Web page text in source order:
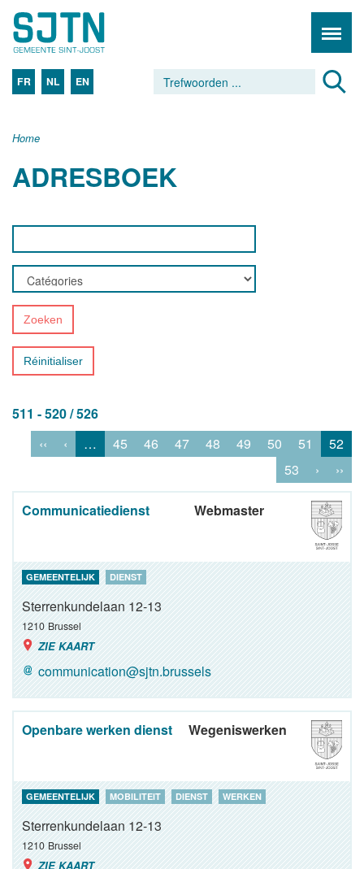
FR NL EN
Home
ADRESBOEK
Zoeken
Réinitialiser
511 - 520 / 526
‹‹
‹ … 45 46 47 48 49 50 51
52
53
› ››
Communicatiedienst Webmaster
GEMEENTELIJK DIENST
Sterrenkundelaan 12-13
1210 Brussel
ZIE KAART
communication@sjtn.brussels
Openbare werken dienst Wegeniswerken
GEMEENTELIJK MOBILITEIT DIENST WERKEN
Sterrenkundelaan 12-13
1210 Brussel
ZIE KAART